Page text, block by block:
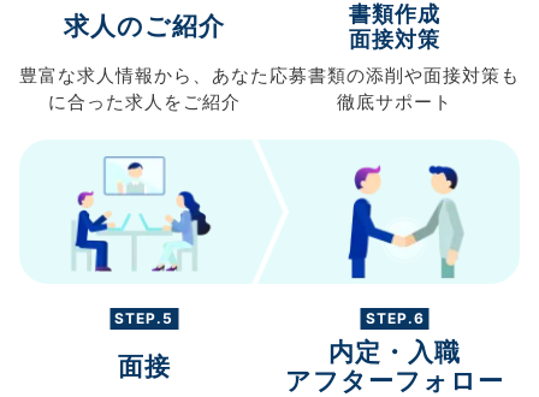
求人のご紹介
豊富な求人情報から、 あなた
に合った求人を ご紹介
書類作成
面接対策
応募書類の添削や面接対策も
徹底サポート
STEP.5
面接
STEP.6
内定・入職
アフターフォロー